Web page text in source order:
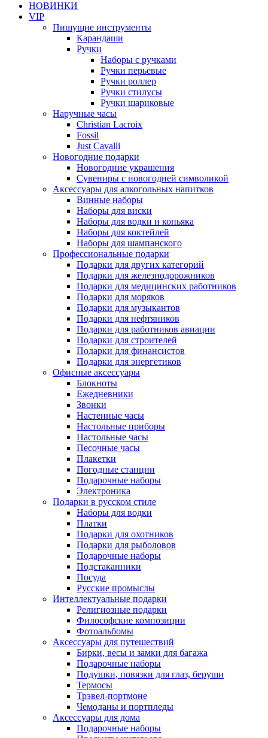
НОВИНКИ
VIP
Пишущие инструменты
Карандаши
Ручки
Наборы с ручками
Ручки перьевые
Ручки роллер
Ручки стилусы
Ручки шариковые
Наручные часы
Christian Lacroix
Fossil
Just Cavalli
Новогодние подарки
Новогодние украшения
Сувениры с новогодней символикой
Аксессуары для алкогольных напитков
Винные наборы
Наборы для виски
Наборы для водки и коньяка
Наборы для коктейлей
Наборы для шампанского
Профессиональные подарки
Подарки для других категорий
Подарки для железнодорожников
Подарки для медицинских работников
Подарки для моряков
Подарки для музыкантов
Подарки для нефтяников
Подарки для работников авиации
Подарки для строителей
Подарки для финансистов
Подарки для энергетиков
Офисные аксессуары
Блокноты
Ежедневники
Звонки
Настенные часы
Настольные приборы
Настольные часы
Песочные часы
Плакетки
Погодные станции
Подарочные наборы
Электроника
Подарки в русском стиле
Наборы для водки
Платки
Подарки для охотников
Подарки для рыболовов
Подарочные наборы
Подстаканники
Посуда
Русские промыслы
Интеллектуальные подарки
Религиозные подарки
Философские композиции
Фотоальбомы
Аксессуары для путешествий
Бирки, весы и замки для багажа
Подарочные наборы
Подушки, повязки для глаз, беруши
Термосы
Трэвел-портмоне
Чемоданы и портпледы
Аксессуары для дома
Подарочные наборы